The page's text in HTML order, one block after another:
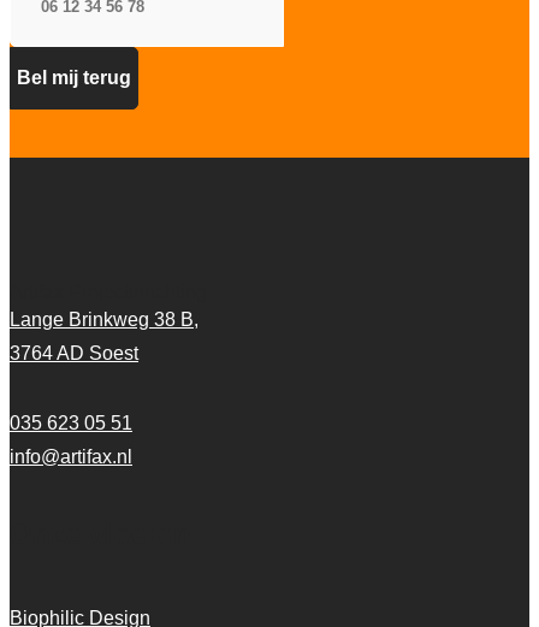
Lange Brinkweg 38 B,
3764 AD Soest
035 623 05 51
info@artifax.nl
Biophilic Design